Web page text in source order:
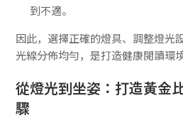
到不適。
因此，選擇正確的燈具、調整燈光
光線分佈均勻，是打造健康閱讀環
從燈光到坐姿：打造黃金
驟